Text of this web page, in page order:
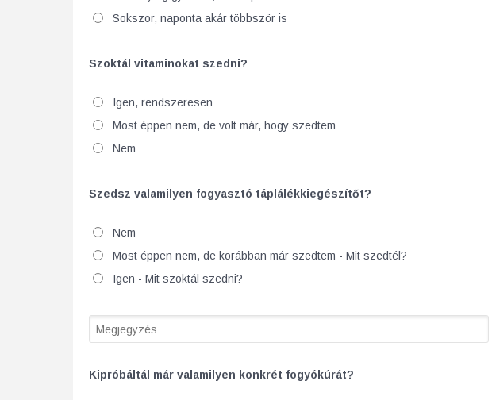
Sokszor, naponta akár többször is
Szoktál vitaminokat szedni?
Igen, rendszeresen
Most éppen nem, de volt már, hogy szedtem
Nem
Szedsz valamilyen fogyasztó táplálékkiegészítőt?
Nem
Most éppen nem, de korábban már szedtem - Mit szedtél?
Igen - Mit szoktál szedni?
Kipróbáltál már valamilyen konkrét fogyókúrát?